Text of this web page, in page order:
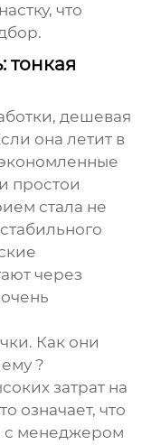
что
тонкая
дешевая
она летит в
простои
стала не
через
Как они
?
затрат на
означает, что
с менеджером